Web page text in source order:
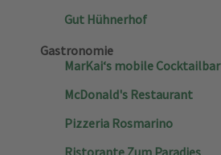
Gut Hühnerhof
Gastronomie
MarKai‘s mobile Cocktailbar
McDonald's Restaurant
Pizzeria Rosmarino